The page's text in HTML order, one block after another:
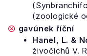
(zoologické
gavúnek říční
Hanel, L. &
živočichů V.